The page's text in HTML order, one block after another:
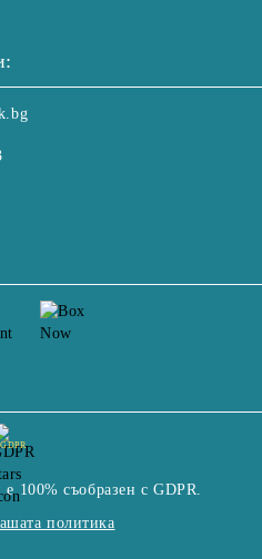
GDPR
100% съобразен с GDPR.
политика